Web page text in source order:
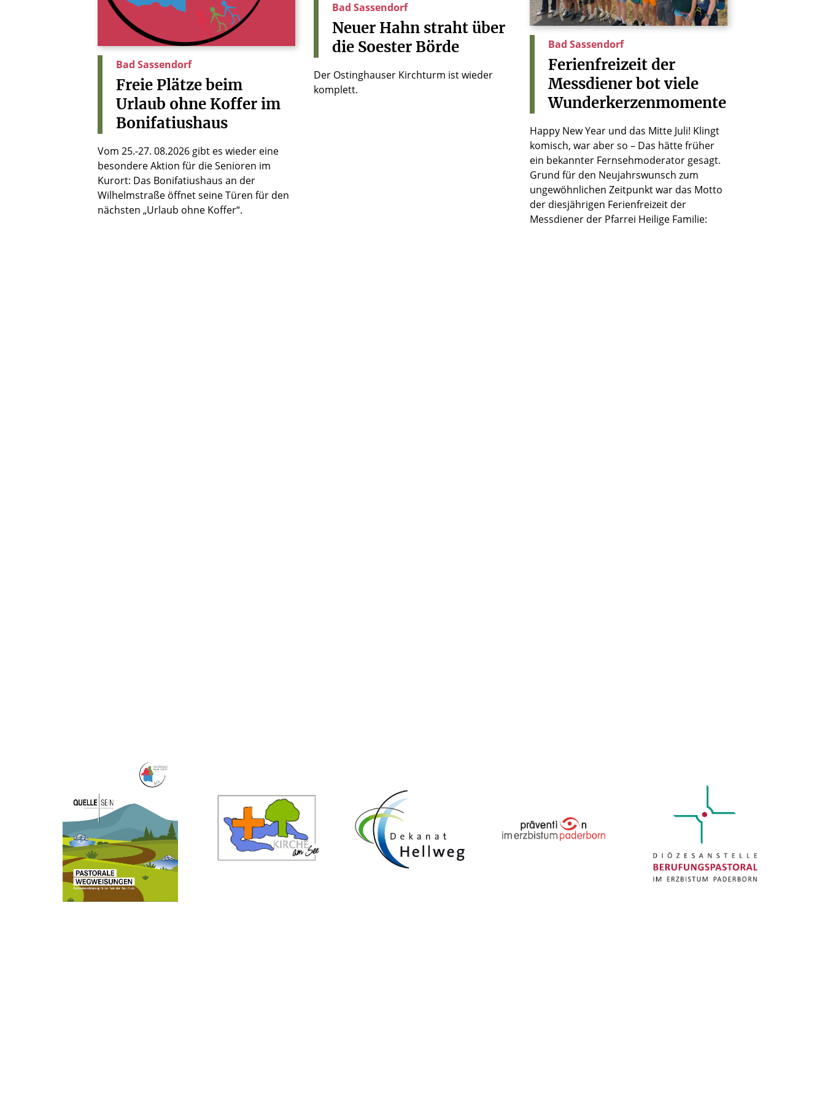
Bad Sassendorf
Freie Plätzebeim
Urlaub ohne Koffer im
Bonifatiushaus
Vom 25.-27. 08.2026 gibt es wieder eine
besondere Aktion für die Senioren im
Kurort: Das Bonifatiushaus an der
Wilhelmstraße öffnet seine Türen für den
nächsten „Urlaub ohne Koffer“.
Bad Sassendorf
Neuer Hahn strahtüber
die Soester Börde
Der Ostinghauser Kirchturm ist wieder
komplett.
Bad Sassendorf
Ferienfreizeitder
Messdienerbotviele
Wunderkerzenmomente
Happy New Year und das Mitte Juli! Klingt
komisch, war aber so – Das hätte früher
ein bekannter Fernsehmoderator gesagt.
Grund für den Neujahrswunsch zum
ungewöhnlichen Zeitpunkt war das Motto
der diesjährigen Ferienfreizeit der
Messdiener der Pfarrei Heilige Familie: